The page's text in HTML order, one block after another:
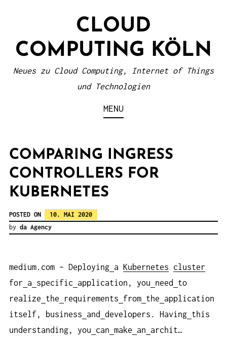
CLOUD
COMPUTING KÖLN
Neues zu Cloud Computing, Internet of Things
und Technologien
MENU
COMPARING INGRESS
CONTROLLERS FOR
KUBERNETES
POSTED ON
10. MAI 2020
by da Agency
medium.com – Deploying a Kubernetes
cluster
for
a specific application, you need
to
realize
the requirements from the
application
itself, business
and developers. Having this
understanding, you
can make an
archit…